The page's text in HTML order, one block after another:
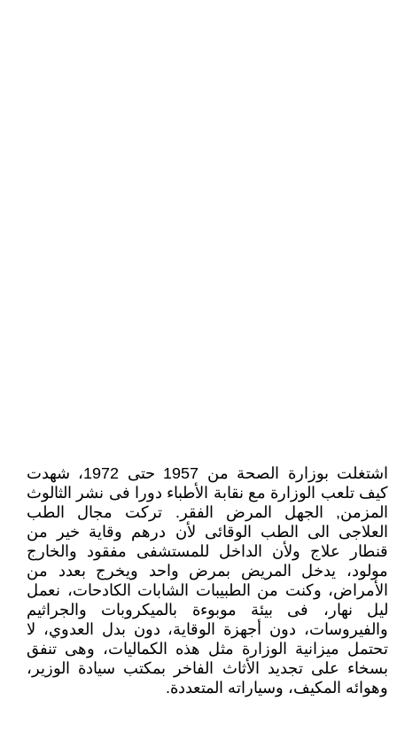
اشتغلت بوزارة الصحة من 1957 حتى 1972، شهدت
كيف تلعب الوزارة مع نقابة الأطباء دورا فى نشر الثالوث
المزمن, الجهل المرض الفقر. تركت مجال الطب
العلاجى الى الطب الوقائى لأن درهم وقاية خير من
قنطار علاج ولأن الداخل للمستشفى مفقود والخارج
مولود، يدخل المريض بمرض واحد ويخرج بعدد من
الأمراض، وكنت من الطبيبات الشابات الكادحات، نعمل
ليل نهار، فى بيئة موبوءة بالميكروبات والجراثيم
والفيروسات، دون أجهزة الوقاية، دون بدل العدوي، لا
تحتمل ميزانية الوزارة مثل هذه الكماليات، وهى تنفق
بسخاء على تجديد الأثاث الفاخر بمكتب سيادة الوزير،
وهوائه المكيف، وسياراته المتعددة.